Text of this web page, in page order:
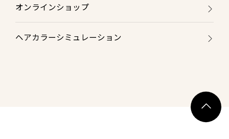
オンラインショップ
ヘアカラーシミュレーション